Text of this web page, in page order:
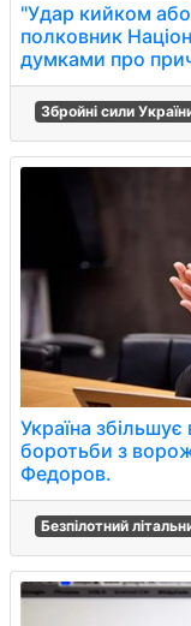
"Удар кийком
полковник
думками про
Збройні сили
Україна
боротьби з
Федоров.
Безпілотний